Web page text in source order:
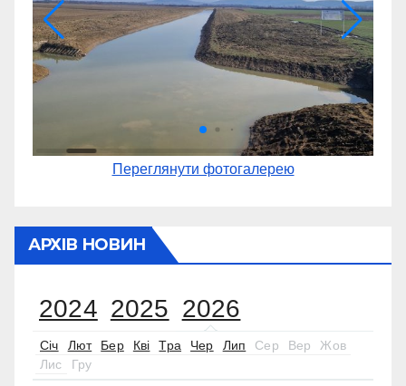
Переглянути фотогалерею
АРХІВ НОВИН
2024 2025 2026
Січ Лют Бер Кві Тра Чер Лип Сер Вер
Жов
Лис
Гру